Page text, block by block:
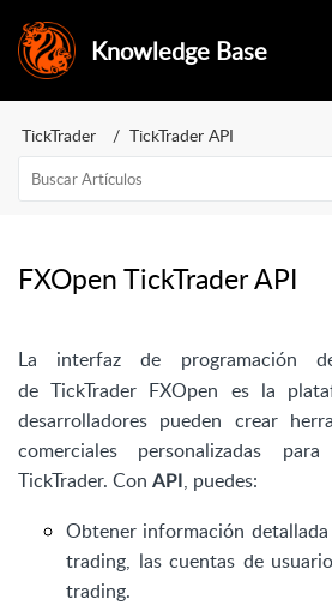
Knowledge Base
TickTrader TickTrader API
FXOpen TickTrader API
La interfaz de programación
deTickTrader FXOpen es la
desarrolladores pueden crear
comerciales personalizadas
TickTrader. Con API , puedes:
Obtener información
trading, las cuentas de
trading.